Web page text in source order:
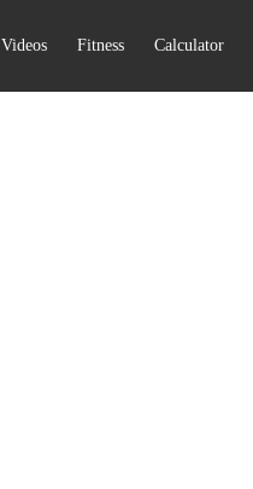
Videos Fitness Calculator